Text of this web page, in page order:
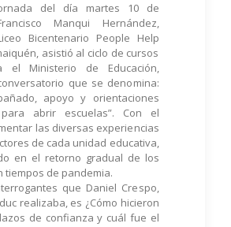
del día martes 10 de
Manqui Hernández,
Bicentenario People Help
asistió al ciclo de cursos
el Ministerio de Educación,
que se denomina:
apoyo y orientaciones
abrir escuelas”. Con el
las diversas experiencias
de cada unidad educativa,
en el retorno gradual de los
tiempos de pandemia.
que Daniel Crespo,
realizaba, es ¿Cómo hicieron
de confianza y cuál fue el